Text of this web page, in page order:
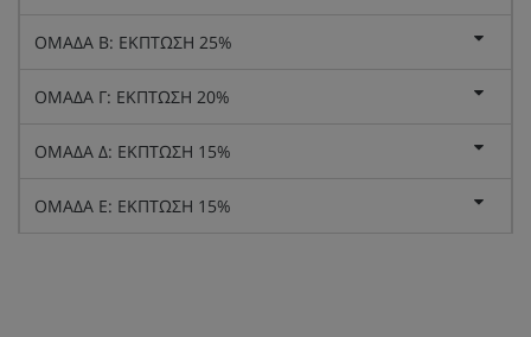
ΟΜΑΔΑ Β: ΕΚΠΤΩΣΗ 25%
ΟΜΑΔΑ Γ: ΕΚΠΤΩΣΗ 20%
ΟΜΑΔΑ Δ: ΕΚΠΤΩΣΗ 15%
ΟΜΑΔΑ Ε: ΕΚΠΤΩΣΗ 15%